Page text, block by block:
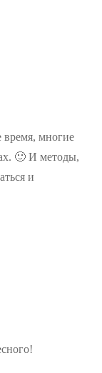
время, многие
🙂 И методы,
и